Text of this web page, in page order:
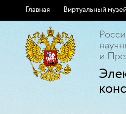
Главная Виртуальный
и